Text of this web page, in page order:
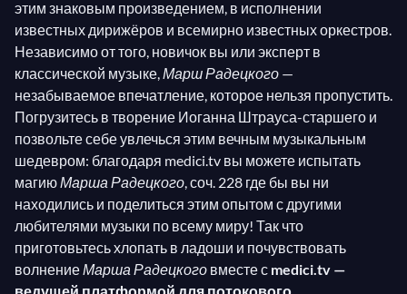
этим знаковым произведением, в исполнении
известных дирижёров и всемирно известных оркестров.
Независимо от того, новичок вы или эксперт в
классической музыке,Марш Радецкого —
незабываемое впечатление, которое нельзя пропустить.
Погрузитесь в творение Иоганна Штрауса-старшего и
позвольте себе увлечься этим вечным музыкальным
шедевром: благодаря medici.tv вы можете испытать
магиюМарша Радецкого, соч. 228 где бы вы ни
находились и поделиться этим опытом с другими
любителями музыки по всему миру! Так что
приготовьтесь хлопать в ладоши и почувствовать
волнениеМарша Радецкого вместе с medici.tv —